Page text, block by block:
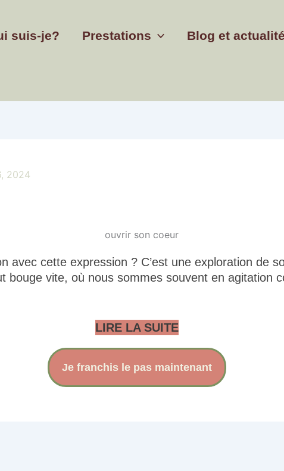
suis-je? Prestations Blog et actualité
2024
avec cette expression ? C’est une exploration de
bouge vite, où nous sommes souvent en agitation
LIRE LA SUITE
Je franchis le pas maintenant